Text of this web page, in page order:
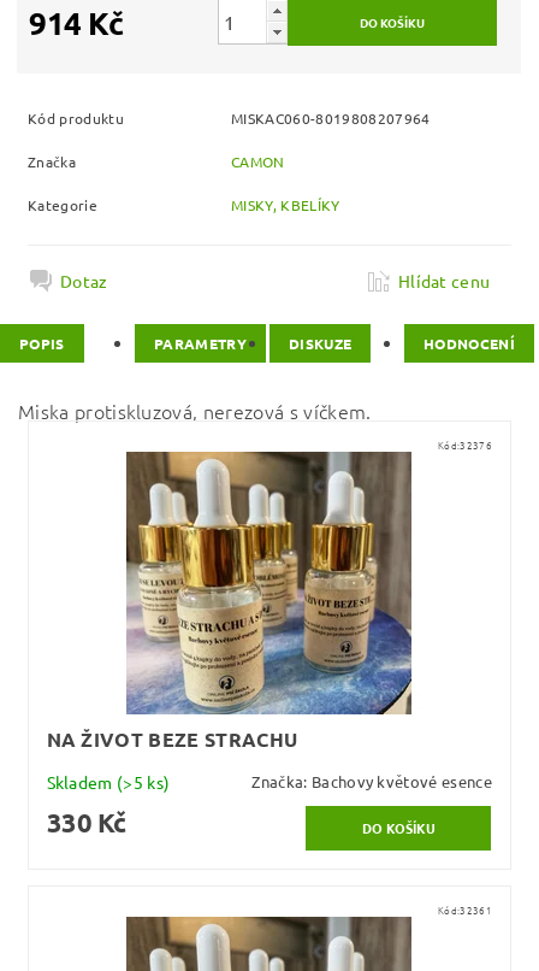
914 Kč
Kód produktu MISKAC060-8019808207964
Značka CAMON
Kategorie MISKY, KBELÍKY
Dotaz Hlídat cenu
POPIS PARAMETRY DISKUZE HODNOCENÍ
Miska protiskluzová, nerezová s víčkem.
Kód:32376
NA ŽIVOT BEZE STRACHU
Skladem (>5 ks) Značka: Bachovy květové esence
330 Kč
Kód:32361